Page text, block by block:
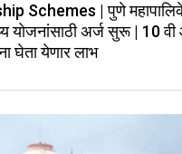
Schemes | पुणे
योजनांसाठी अर्ज सुरू | 10
घेता येणार लाभ